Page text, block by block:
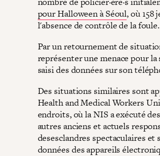
pour Halloween à Séoul, où 158
l'absence de contrôle de la foule.
Par un retournement de
représenter une menace pour
saisi des données sur son
Des situations similaires sont
Health and Medical Workers
endroits, où la NIS a exécuté
autres anciens et actuels
desesclandres spectaculaires
données des appareils